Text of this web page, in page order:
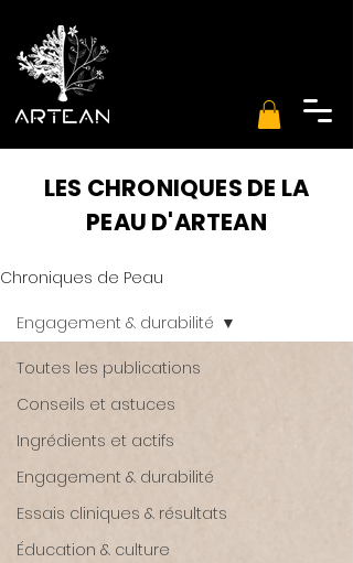
LES CHRONIQUES DE LA
PEAU D'ARTEAN
Chroniques de Peau
Toutes les publications
Conseils et astuces
Ingrédients et actifs
Engagement & durabilité
Essais cliniques & résultats
Éducation & culture
Engagement & durabilité